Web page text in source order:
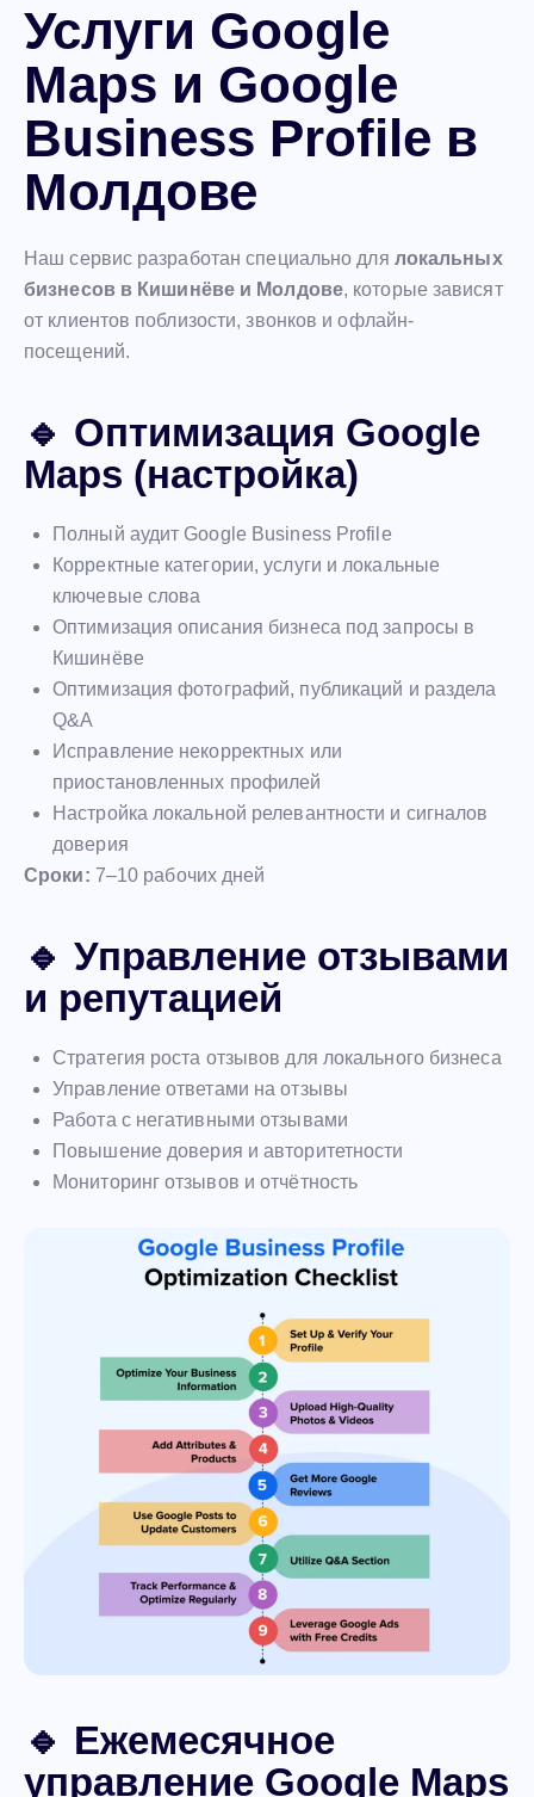
Услуги Google
Maps и Google
Business Profile в
Молдове
Наш сервис разработан специально для локальных
бизнесов в Кишинёве и Молдове, которые зависят
от клиентов поблизости, звонков и офлайн-
посещений.
🔹 Оптимизация Google
Maps (настройка)
Полный аудит Google Business Profile
Корректные категории, услуги и локальные
ключевые слова
Оптимизация описания бизнеса под запросы в
Кишинёве
Оптимизация фотографий, публикаций и раздела
Q&A
Исправление некорректных или
приостановленных профилей
Настройка локальной релевантности и сигналов
доверия
Сроки: 7–10 рабочих дней
🔹 Управление отзывами
и репутацией
Стратегия роста отзывов для локального бизнеса
Управление ответами на отзывы
Работа с негативными отзывами
Повышение доверия и авторитетности
Мониторинг отзывов и отчётность
🔹 Ежемесячное
управление Google Maps